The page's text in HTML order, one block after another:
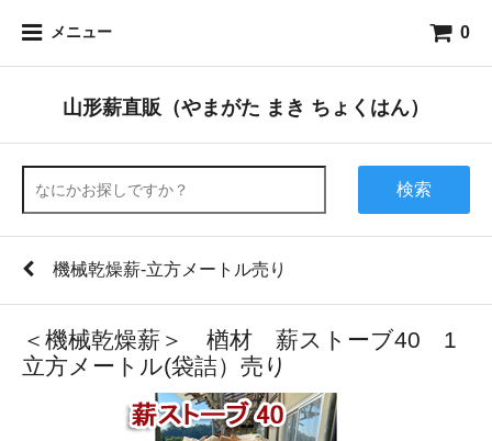
メニュー 0
山形薪直販（やまがた まき ちょくはん）
検索
機械乾燥薪-立方メートル売り
＜機械乾燥薪＞ 楢材 薪ストーブ40 1
立方メートル(袋詰）売り